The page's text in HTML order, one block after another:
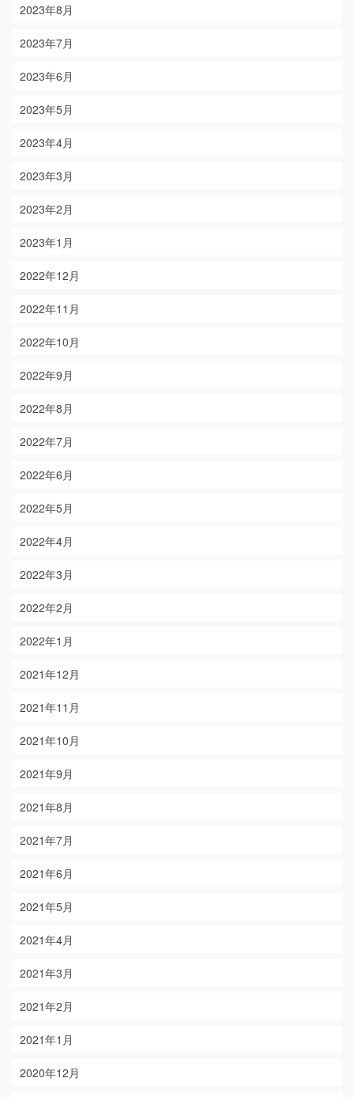
2023年8月
2023年7月
2023年6月
2023年5月
2023年4月
2023年3月
2023年2月
2023年1月
2022年12月
2022年11月
2022年10月
2022年9月
2022年8月
2022年7月
2022年6月
2022年5月
2022年4月
2022年3月
2022年2月
2022年1月
2021年12月
2021年11月
2021年10月
2021年9月
2021年8月
2021年7月
2021年6月
2021年5月
2021年4月
2021年3月
2021年2月
2021年1月
2020年12月